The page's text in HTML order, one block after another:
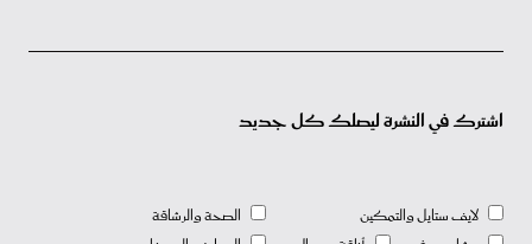
اشترك في النشرة ليصلك كل جديد
لايف ستايل والتمكين
الصحة والرشاقة